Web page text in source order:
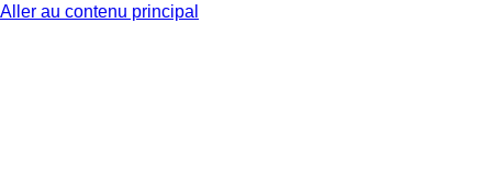
Aller au contenu principal